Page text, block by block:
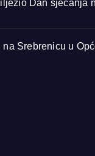
Dan sjećanja
Srebrenicu u